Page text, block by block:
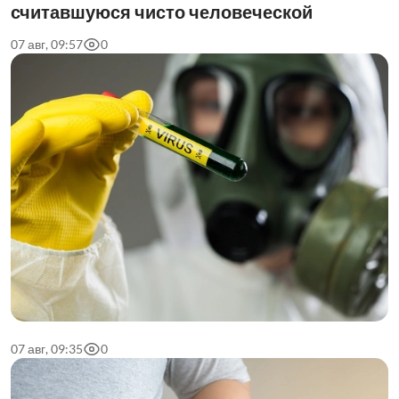
считавшуюся чисто человеческой
07 авг, 09:57 0
07 авг, 09:35 0